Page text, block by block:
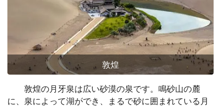
敦煌
敦煌の月牙泉は広い砂漠の泉です。鳴砂山の麓
に、泉によって湖ができ、まるで砂に囲まれている月